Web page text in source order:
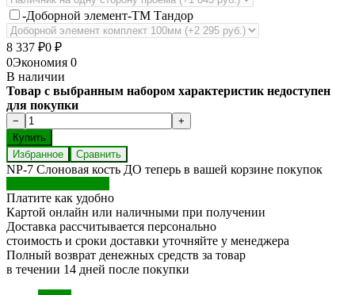
-Доборной элемент-ТМ Тандор
8 337 ₽0 ₽
0Экономия 0
В наличии
Товар с выбранным набором характеристик недоступен
для покупки
Избранное Сравнить
NP-7 Слоновая кость ДО теперь в вашей корзине покупок
Платите как удобно
Картой онлайн или наличными при получении
Доставка рассчитывается персонально
стоимость и сроки доставки уточняйте у менеджера
Полный возврат денежных средств за товар
в течении 14 дней после покупки